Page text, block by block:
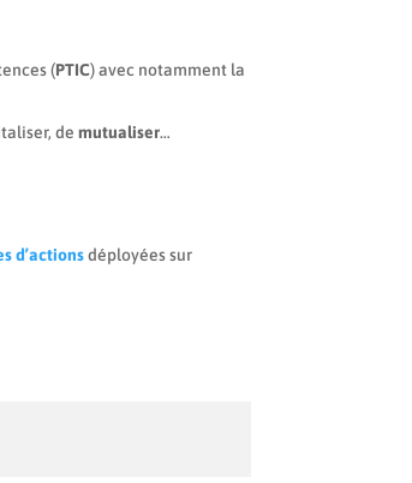
(PTIC) avec notamment la
demutualiser…
d’actionsdéployées sur